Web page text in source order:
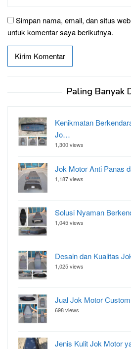
Simpan nama, email, dan situs
untuk komentar saya berikutnya.
Paling Banyak
Kenikmatan
Jo…
1,300 views
Jok Motor Anti Panas
1,187 views
Solusi Nyaman
1,045 views
Desain dan Kualitas
1,025 views
Jual Jok Motor
698 views
Jenis Kulit Jok Motor